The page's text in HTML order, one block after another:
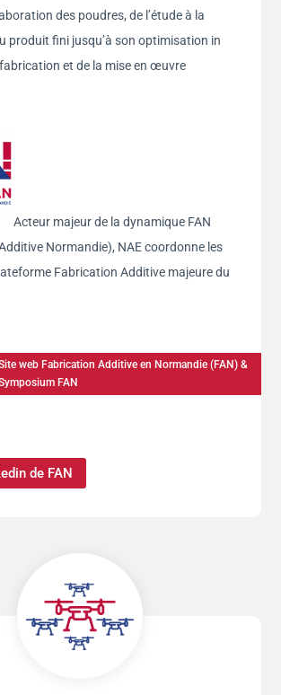
des poudres, de l’étude à la
produit fini jusqu’à son optimisation in
et de la mise en œuvre
Acteur majeur de la dynamique FAN
Normandie), NAE coordonne les
Fabrication Additive majeure du
web Fabrication Additive en Normandie (FAN) &
FAN
de FAN